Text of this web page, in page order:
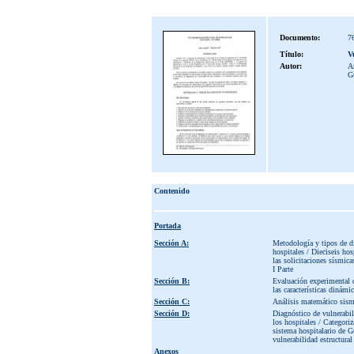
Documento:
Título:
Autor:
Contenido
Portada
Sección A:
Metodología y tipos de
hospitales / Dieciseis
las solicitaciones
I Parte
Sección B:
Evaluación experimental
las características
Sección C:
Análisis matemático
Sección D:
Diagnóstico de
los hospitales /
sistema hospitalario de
vulnerabilidad
Anexos